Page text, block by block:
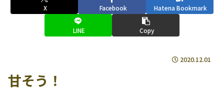
X Facebook Hatena Bookmark
LINE Copy
2020.12.01
甘そう！